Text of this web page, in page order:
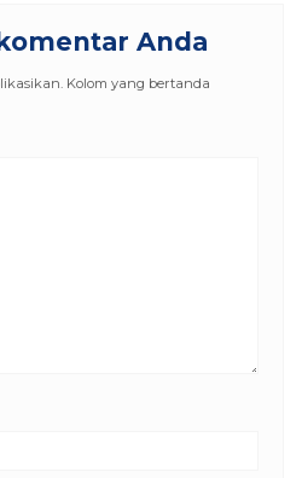
Anda
Kolom yang bertanda